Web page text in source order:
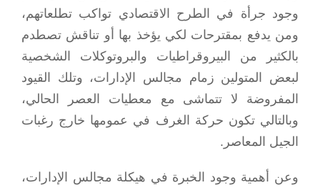
وجود جرأة في الطرح الاقتصادي تواكب تطلعاتهم،
ومن يدفع بمقترحات لكي يؤخذ بها أو تناقش تصطدم
بالكثير من البيروقراطيات والبروتوكلات الشخصية
لبعض المتولين زمام مجالس الإدارات، وتلك القيود
المفروضة لا تتماشى مع معطيات العصر الحالي،
وبالتالي تكون حركة الغرف في عمومها خارج رغبات
الجيل المعاصر.
وعن أهمية وجود الخبرة في هيكلة مجالس الإدارات،